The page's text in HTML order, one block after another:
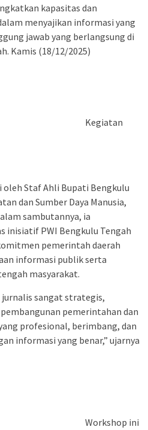
kapasitas dan
menyajikan informasi yang
jawab yang berlangsung di
Kamis (18/12/2025)
Kegiatan
oleh Staf Ahli Bupati Bengkulu
dan Sumber Daya Manusia,
sambutannya, ia
inisiatif PWI Bengkulu Tengah
pemerintah daerah
informasi publik serta
masyarakat.
sangat strategis,
pemerintahan dan
profesional, berimbang, dan
informasi yang benar,” ujarnya
Workshop ini